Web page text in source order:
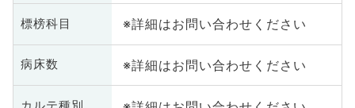
標榜科目 ※詳細はお問い合わせください
病床数 ※詳細はお問い合わせください